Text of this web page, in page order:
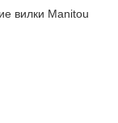
вилки Manitou